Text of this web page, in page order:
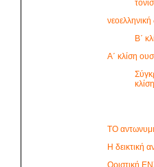
νεοελληνική
Β΄
Α΄ κλίση
ΤΟ
Η δεικτική
Οριστική